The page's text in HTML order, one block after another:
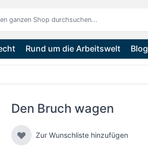
Rund um die Arbeitswelt Blog
Den Bruch wagen
Zur Wunschliste hinzufügen